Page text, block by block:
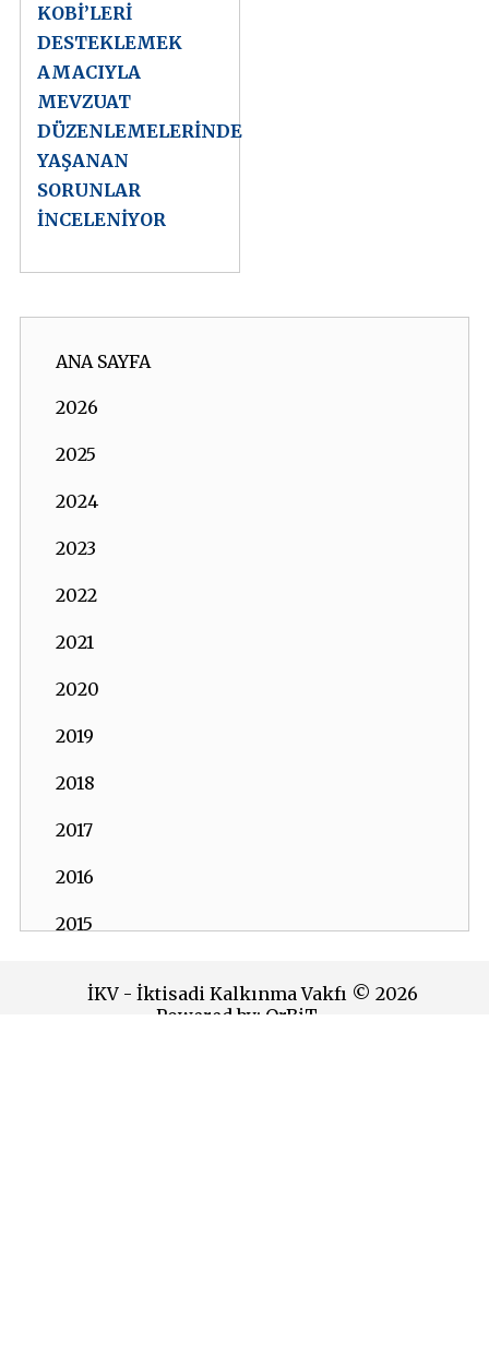
KOBİ’LERİ
DESTEKLEMEK
AMACIYLA
MEVZUAT
DÜZENLEMELERİNDE
YAŞANAN
SORUNLAR
İNCELENİYOR
ANA SAYFA
2026
2025
2024
2023
2022
2021
2020
2019
2018
2017
2016
2015
İKV - İktisadi Kalkınma Vakfı © 2026
Powered by: OrBiT